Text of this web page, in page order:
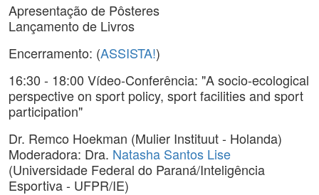
Apresentação de Pôsteres
Lançamento de Livros
Encerramento: (ASSISTA!)
16:30 - 18:00 Vídeo-Conferência: "A socio-ecological
perspective on sport policy, sport facilities and sport
participation"
Dr. Remco Hoekman (Mulier Instituut - Holanda)
Moderadora: Dra. Natasha Santos Lise
(Universidade Federal do Paraná/Inteligência
Esportiva - UFPR/IE)